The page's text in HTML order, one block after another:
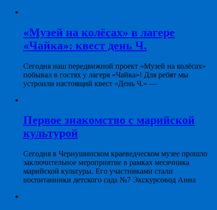
«Музей на колёсах» в лагере
«Чайка»: квест день Ч.
Сегодня наш передвижной проект «Музей на колёсах»
побывал в гостях у лагеря «Чайка»! Для ребят мы
устроили настоящий квест «День Ч.» —
Первое знакомство с марийской
культурой
Сегодня в Чернушинском краеведческом музее прошло
заключительное мероприятие в рамках месячника
марийской культуры. Его участниками стали
воспитанники детского сада №7 Экскурсовод Анна